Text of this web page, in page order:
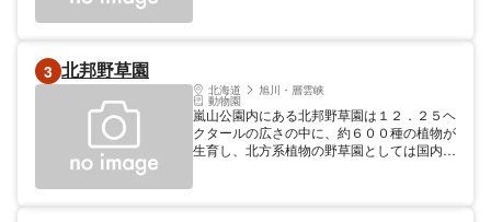
3 北邦野草園
北海道 旭川・層雲峡
動物園
嵐山公園内にある北邦野草園は１２．２５ヘ
クタールの広さの中に、約６００種の植物が
生育し、北方系植物の野草園としては国内有